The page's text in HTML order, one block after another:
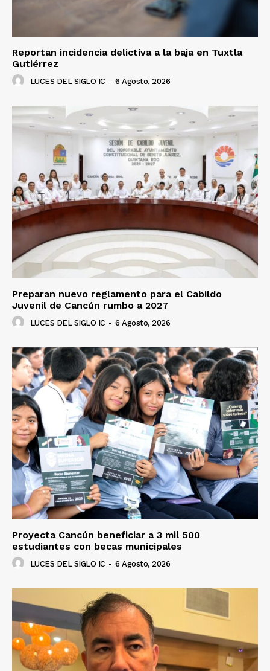
Reportan incidencia delictiva a la baja en Tuxtla
Gutiérrez
LUCES DEL SIGLO IC - 6 Agosto, 2026
Preparan nuevo reglamento para el Cabildo
Juvenil de Cancún rumbo a 2027
LUCES DEL SIGLO IC - 6 Agosto, 2026
Proyecta Cancún beneficiar a 3 mil 500
estudiantes con becas municipales
LUCES DEL SIGLO IC - 6 Agosto, 2026